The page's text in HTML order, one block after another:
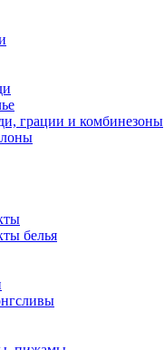
грации и комбинезоны
белья